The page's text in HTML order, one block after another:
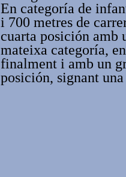
En categoría de
i 700 metres de
cuarta posición amb
mateixa categoría,
finalment i amb un
posición, signant